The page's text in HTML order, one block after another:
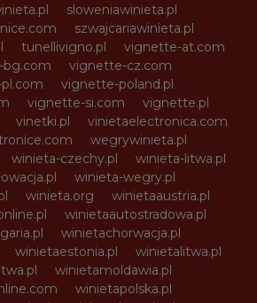
sloweniawinieta.pl
szwajcariawinieta.pl
tunellivigno.pl
vignette-at.com
vignette-cz.com
vignette-poland.pl
vignette-si.com
vignette.pl
vinetki.pl
vinietaelectronica.com
wegrywinieta.pl
winieta-czechy.pl
winieta-litwa.pl
winieta-wegry.pl
winieta.org
winietaaustria.pl
winietaautostradowa.pl
winietachorwacja.pl
winietaestonia.pl
winietalitwa.pl
winietamoldawia.pl
winietapolska.pl